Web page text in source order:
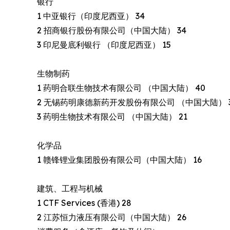
1 中亚银行（印度尼西亚） 34
2 招商银行股份有限公司（中国大陆） 34
3 印尼曼底利银行 （印度尼西亚） 15
生物制药
1 药明合联生物技术有限公司 （中国大陆） 40
2 无锡药明康德新药开发股份有限公司 （中国大陆）
3 药明生物技术有限公司 （中国大陆） 21
化学品
1 赣锋锂业集团股份有限公司（中国大陆） 16
建筑、工程与机械
1 CTF Services (香港) 28
2 江苏恒力液压有限公司（中国大陆） 26